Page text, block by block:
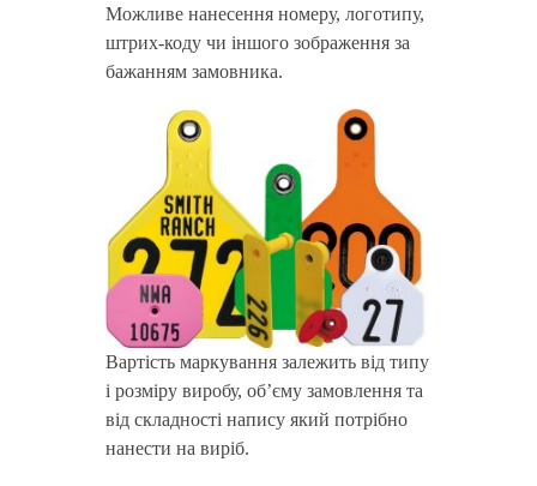
Можливе нанесення номеру, логотипу,
штрих-коду чи іншого зображення за
бажанням замовника.
Вартість маркування залежить від типу
і розміру виробу, об’єму замовлення та
від складності напису який потрібно
нанести на виріб.